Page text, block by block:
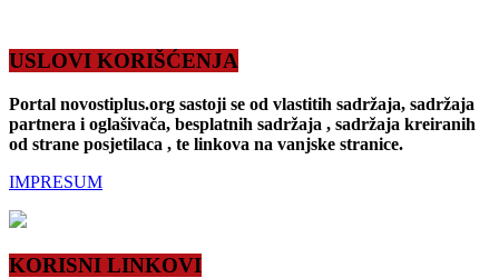
USLOVI KORIŠĆENJA
Portal novostiplus.org sastoji se od vlastitih sadržaja, sadržaja
partnera i oglašivača, besplatnih sadržaja , sadržaja kreiranih
od strane posjetilaca , te linkova na vanjske stranice.
IMPRESUM
KORISNI LINKOVI